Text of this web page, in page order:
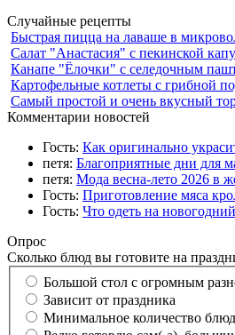
Случайные рецепты
Быстрая пицца на лаваше в
Салат "Анастасия" с пекинской
Канапе "Ёлочки" с селедочным
Картофельные котлеты с грибной
Самый простой и очень вкусный
Комментарии новостей
Гость: Как оригинально
петя: Благоприятные дни для
петя: Мода весна-лето 2026 в
Гость: Приготовление мяса
Гость: Что одеть на
Опрос
Сколько блюд вы готовите на
Большой стол с огромным
Зависит от праздника
Минимальное количество блюд